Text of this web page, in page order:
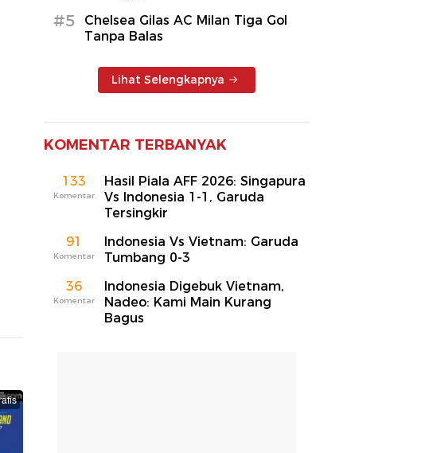
#5
Chelsea Gilas AC Milan Tiga Gol
Tanpa Balas
Lihat Selengkapnya
KOMENTAR TERBANYAK
133
Komentar
Hasil Piala AFF 2026: Singapura
Vs Indonesia 1-1, Garuda
Tersingkir
91
Komentar
Indonesia Vs Vietnam: Garuda
Tumbang 0-3
36
Komentar
Indonesia Digebuk Vietnam,
Nadeo: Kami Main Kurang
Bagus